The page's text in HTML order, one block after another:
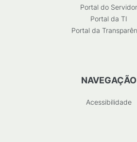
Portal do Servidor
Portal da TI
Portal da
NAVEGAÇÃO
Acessibilidade